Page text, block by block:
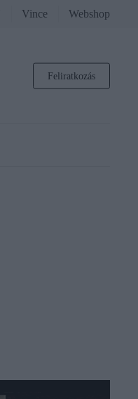
Vince Webshop
Feliratkozás